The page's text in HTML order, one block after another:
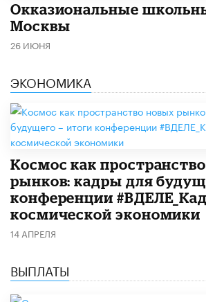
​Окказиональные
Москвы
26 ИЮНЯ
ЭКОНОМИКА
Космос как
рынков: кадры для
конференции
космической экономики
14 АПРЕЛЯ
ВЫПЛАТЫ